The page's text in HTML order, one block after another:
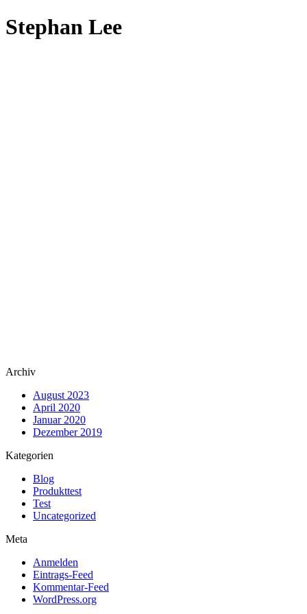
Zum
Inhalt
Stephan Lee
Archiv
August 2023
April 2020
Januar 2020
Dezember 2019
Kategorien
Blog
Produkttest
Test
Uncategorized
Meta
Anmelden
Eintrags-Feed
Kommentar-Feed
WordPress.org